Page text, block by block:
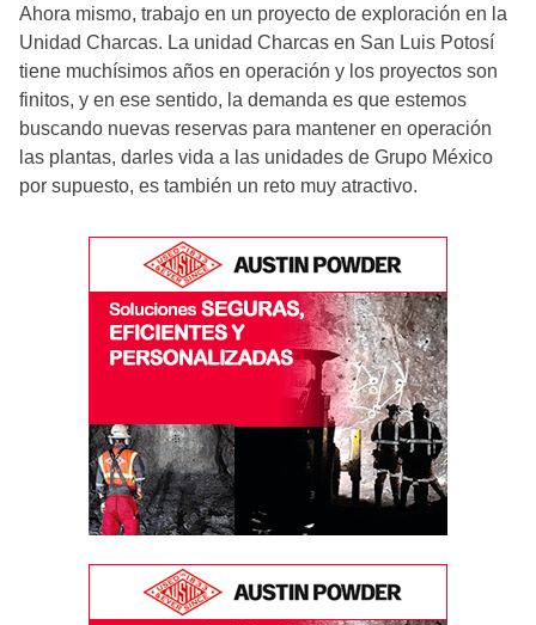
Ahora mismo, trabajo en un proyecto de exploración en la
Unidad Charcas. La unidad Charcas en San Luis Potosí
tiene muchísimos años en operación y los proyectos son
finitos, y en ese sentido, la demanda es que estemos
buscando nuevas reservas para mantener en operación
las plantas, darles vida a las unidades de Grupo México
por supuesto, es también un reto muy atractivo.